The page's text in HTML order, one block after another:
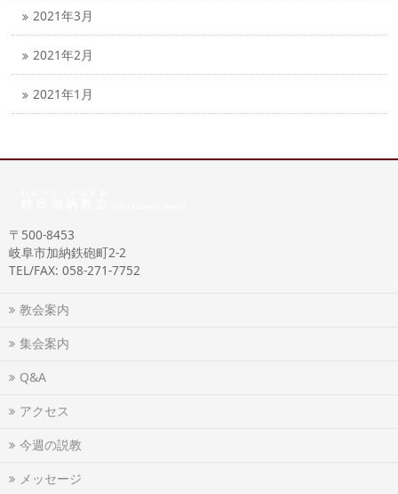
2021年3月
2021年2月
2021年1月
〒500-8453
岐阜市加納鉄砲町2-2
TEL/FAX: 058-271-7752
教会案内
集会案内
Q&A
アクセス
今週の説教
メッセージ